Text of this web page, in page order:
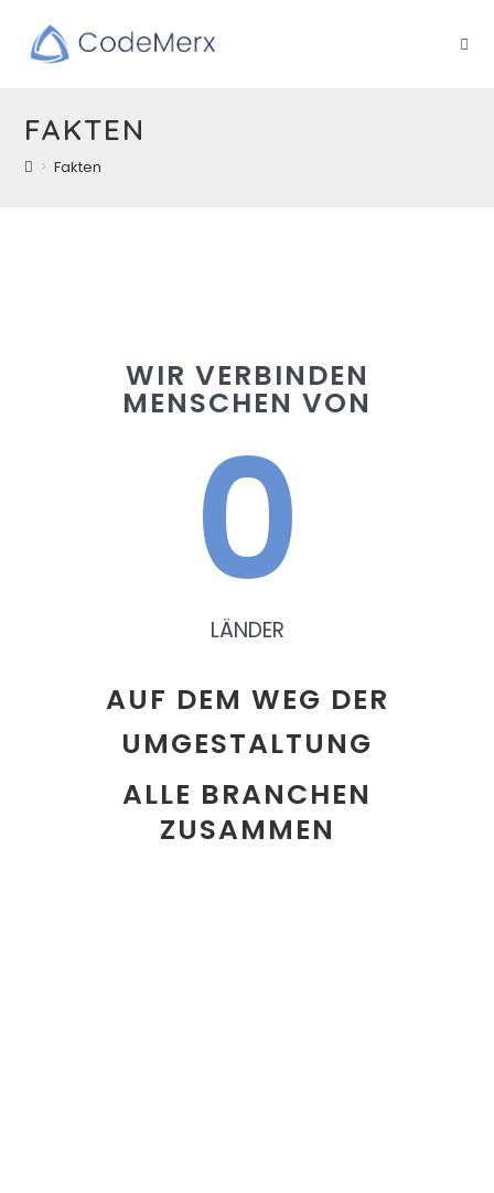
FAKTEN
> Fakten
WIR VERBINDEN
MENSCHEN VON
LÄNDER
0
AUF DEM WEG DER
UMGESTALTUNG
ALLE BRANCHEN
ZUSAMMEN